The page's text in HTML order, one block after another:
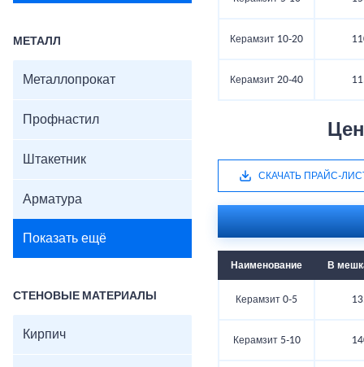
МЕТАЛЛ
Металлопрокат
Профнастил
Штакетник
Арматура
Показать ещё
СТЕНОВЫЕ МАТЕРИАЛЫ
Кирпич
Керамзит 10-20
Керамзит 20-40
СКАЧАТЬ ПРАЙС-
Наименование В
Керамзит 0-5
Керамзит 5-10